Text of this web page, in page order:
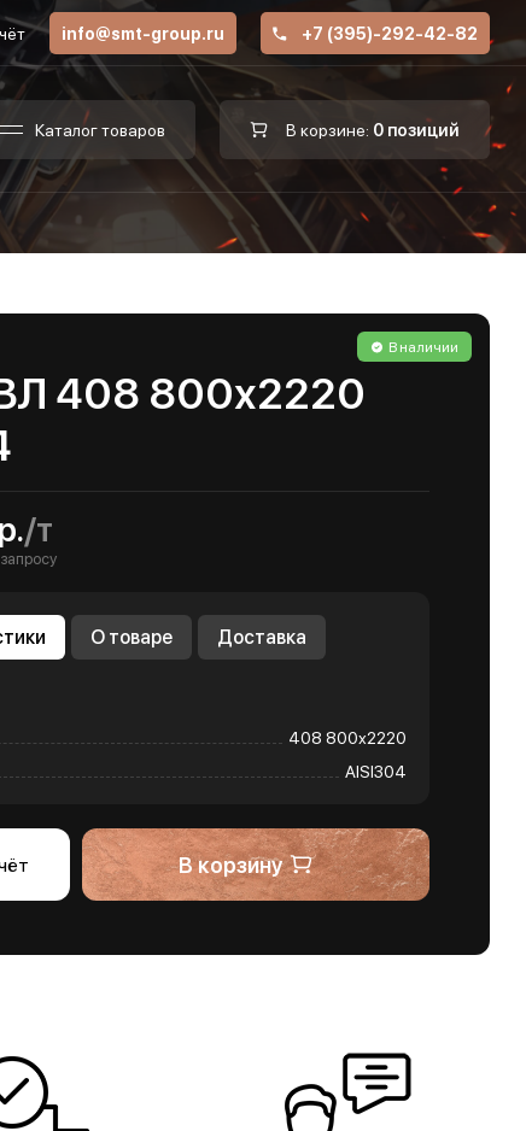
info@smt-group.ru +7 (395)-292-42-82
Каталог товаров В корзине: 0 позиций
В наличии
408 800х2220
/т
О товаре Доставка
408 800х2220
AISI304
В корзину